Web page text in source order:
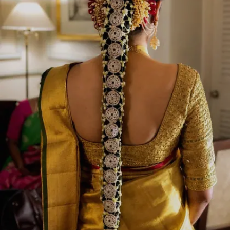
Image credits: weddingmanual Instagram